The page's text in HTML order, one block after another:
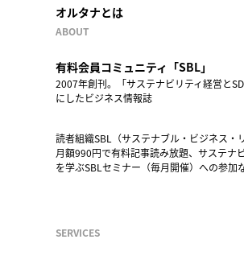
オルタナとは
ABOUT
有料会員コミュニティ「SBL」
2007年創刊。「サステナビリティ経営と
にしたビジネス情報誌
読者組織SBL（サステナブル・ビジネス・
月額990円で有料記事読み放題、サステナ
を学ぶSBLセミナー（毎月開催）への参加
SERVICES